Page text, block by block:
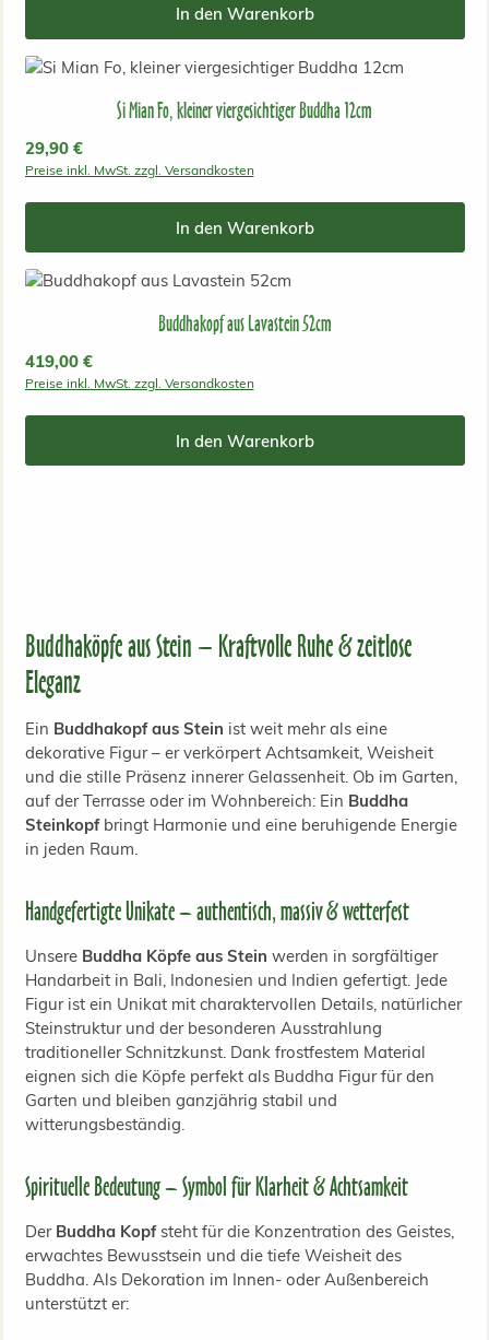
In den Warenkorb
Si Mian Fo, kleiner viergesichtiger Buddha 12cm
Regulärer Preis:
29,90 €
Preise inkl. MwSt. zzgl. Versandkosten
In den Warenkorb
Buddhakopf aus Lavastein 52cm
Regulärer Preis:
419,00 €
Preise inkl. MwSt. zzgl. Versandkosten
In den Warenkorb
Buddhaköpfe aus Stein – Kraftvolle Ruhe & zeitlose
Eleganz
Ein Buddhakopf aus Stein ist weit mehr als eine
dekorative Figur – er verkörpert Achtsamkeit, Weisheit
und die stille Präsenz innerer Gelassenheit. Ob im Garten,
auf der Terrasse oder im Wohnbereich: Ein Buddha
Steinkopfbringt Harmonie und eine beruhigende Energie
in jeden Raum.
Handgefertigte Unikate – authentisch, massiv & wetterfest
Unsere Buddha Köpfe aus Stein werden in sorgfältiger
Handarbeit in Bali, Indonesien und Indien gefertigt. Jede
Figur ist ein Unikat mit charaktervollen Details, natürlicher
Steinstruktur und der besonderen Ausstrahlung
traditioneller Schnitzkunst. Dank frostfestem Material
eignen sich die Köpfe perfekt als Buddha Figur für den
Garten und bleiben ganzjährig stabil und
witterungsbeständig.
Spirituelle Bedeutung – Symbol für Klarheit & Achtsamkeit
Der Buddha Kopfsteht für die Konzentration des Geistes,
erwachtes Bewusstsein und die tiefe Weisheit des
Buddha. Als Dekoration im Innen- oder Außenbereich
unterstützt er: